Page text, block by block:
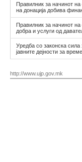
Правилник за начинот
на донација добива
Правилник за начинот
добра и услуги од
Уредба со законска
јавните дејности за
http://www.ujp.gov.mk